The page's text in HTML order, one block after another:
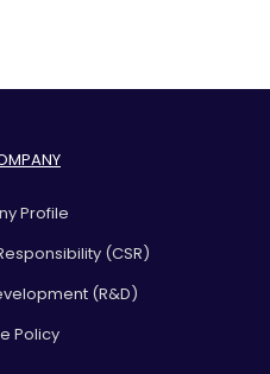
Profile
(CSR)
(R&D)
Policy